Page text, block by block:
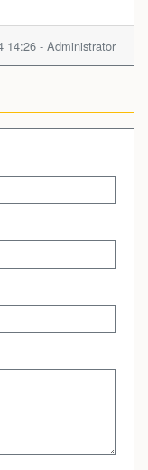
14:26 - Administrator